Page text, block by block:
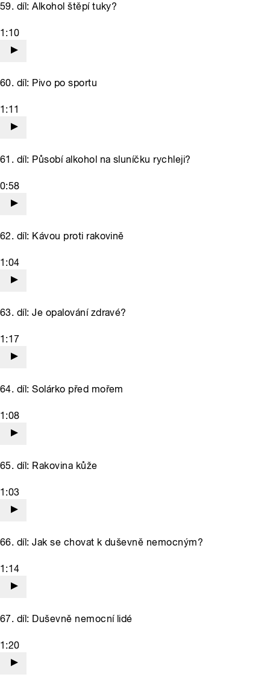
59. díl: Alkohol štěpí tuky?
1:10
60. díl: Pivo po sportu
1:11
61. díl: Působí alkohol na sluníčku rychleji?
0:58
62. díl: Kávou proti rakovině
1:04
63. díl: Je opalování zdravé?
1:17
64. díl: Solárko před mořem
1:08
65. díl: Rakovina kůže
1:03
66. díl: Jak se chovat k duševně nemocným?
1:14
67. díl: Duševně nemocní lidé
1:20